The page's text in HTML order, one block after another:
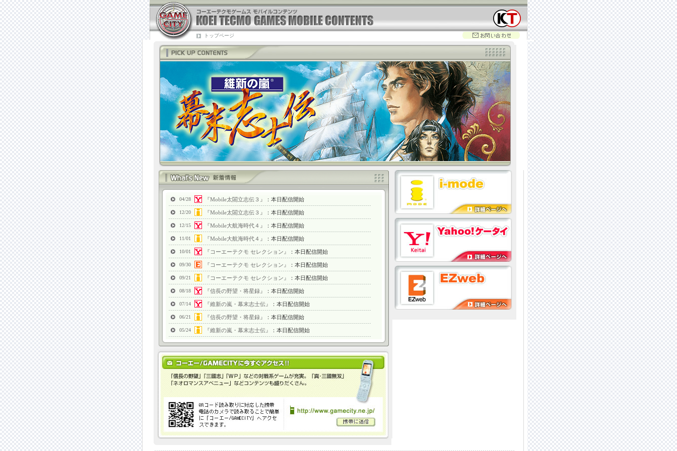
トップページ
04/28 『Mobile太閤立志伝３』 ：本日配信開始
12/20 『Mobile太閤立志伝３』 ：本日配信開始
12/15 『Mobile大航海時代４』 ：本日配信開始
11/01 『Mobile大航海時代４』 ：本日配信開始
10/01 『コーエーテクモ セレクション』 ：本日配信開始
09/30 『コーエーテクモ セレクション』 ：本日配信開始
09/21 『コーエーテクモ セレクション』 ：本日配信開始
08/18 『信長の野望・将星録』 ：本日配信開始
07/14 『維新の嵐・幕末志士伝』 ：本日配信開始
06/21 『信長の野望・将星録』 ：本日配信開始
05/24 『維新の嵐・幕末志士伝』 ：本日配信開始